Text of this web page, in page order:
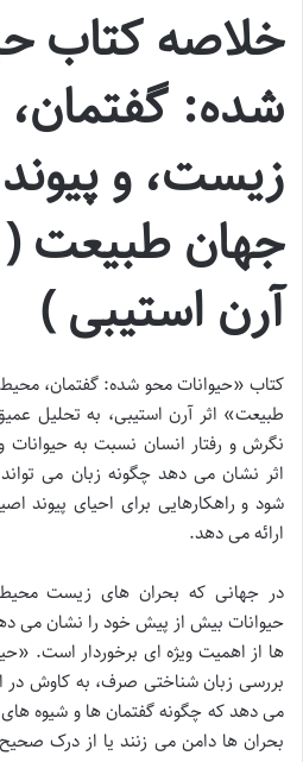
خلاصه کتاب
شده:
زیست، و پیوند
جهان طبیعت (
آرن استیبی )
کتاب «حیوانات محو شده: گفتمان، محیط
طبیعت» اثر آرن استیبی، به تحلیل
نگرش و رفتار انسان نسبت به
اثر نشان می دهد چگونه زبان می
شود و راهکارهایی برای احیای پیوند
ارائه می دهد.
در جهانی که بحران های زیست
حیوانات بیش از پیش خود را نشان می
ها از اهمیت ویژه ای برخوردار است.
بررسی زبان شناختی صرف، به کاوش در
می دهد که چگونه گفتمان ها و شیوه های
بحران ها دامن می زنند یا از درک